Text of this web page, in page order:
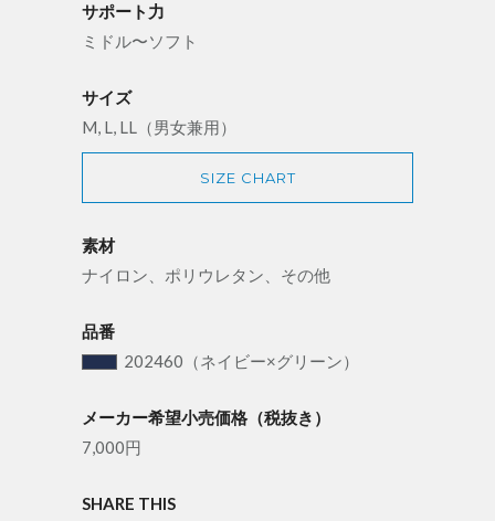
サポート力
ミドル〜ソフト
サイズ
M, L, LL（男女兼用）
SIZE CHART
素材
ナイロン、ポリウレタン、その他
品番
202460 （ネイビー×グリーン）
メーカー希望小売価格（税抜き）
7,000円
SHARE THIS